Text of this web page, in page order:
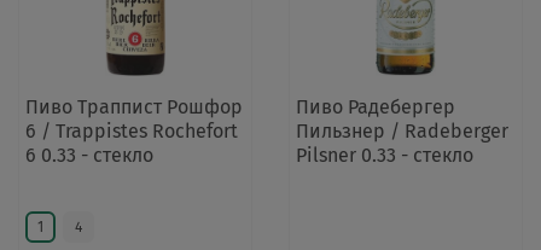
Пиво Траппист Рошфор
6 / Trappistes Rochefort
6 0.33 - стекло
1 4
Пиво Радебергер
Пильзнер / Radeberger
Pilsner 0.33 - стекло